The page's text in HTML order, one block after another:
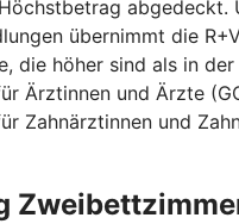
abgedeckt.
übernimmt die
die höher sind als in der
Ärztinnen und Ärzte
Zahnärztinnen und